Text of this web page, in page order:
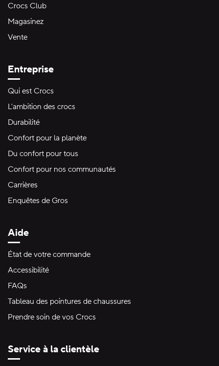
Crocs Club
Magasinez
Vente
Entreprise
Qui est Crocs
L'ambition des crocs
Durabilité
Confort pour la planète
Du confort pour tous
Confort pour nos communautés
Carrières
Enquêtes de Gros
Aide
État de votre commande
Accessibilité
FAQs
Tableau des pointures de chaussures
Prendre soin de vos Crocs
Service à la clientèle